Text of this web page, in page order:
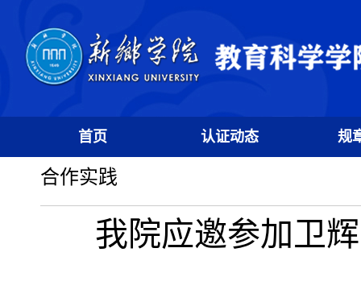
首页 认证动态 规
合作实践
我院应邀参加卫